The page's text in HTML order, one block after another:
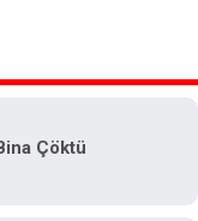
Çöktü